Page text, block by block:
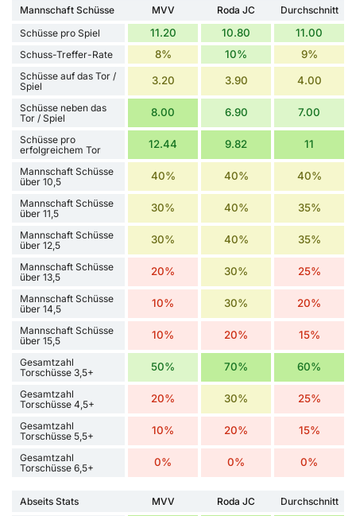
Mannschaft Schüsse MVV Roda JC
Durchschnitt
Schüsse pro Spiel
11.20 10.80 11.00
Schuss-Treffer-Rate 8% 10% 9%
Schüsse auf das Tor /
Spiel
3.20 3.90 4.00
Schüsse neben das
Tor / Spiel
8.00 6.90 7.00
Schüsse pro
erfolgreichem Tor
12.44 9.82 11
Mannschaft Schüsse
über 10,5
40% 40% 40%
Mannschaft Schüsse
über 11,5
30% 40% 35%
Mannschaft Schüsse
über 12,5
30% 40% 35%
Mannschaft Schüsse
über 13,5
20% 30% 25%
Mannschaft Schüsse
über 14,5
10% 30% 20%
Mannschaft Schüsse
über 15,5
10% 20% 15%
Gesamtzahl
Torschüsse 3,5+
50% 70% 60%
Gesamtzahl
Torschüsse 4,5+
20% 30% 25%
Gesamtzahl
Torschüsse 5,5+
10% 20% 15%
Gesamtzahl
Torschüsse 6,5+
0% 0% 0%
Abseits Stats MVV Roda JC
Durchschnitt